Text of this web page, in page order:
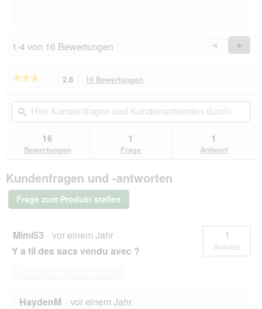
1-4 von 16 Bewertungen
Zurück
Reviews
◄
Weiter
►
★★★★★
★★★★★
5
lesen
AniOne
schwarz
2.8 16 Bewertungen
Aktion
navigierst
du
Hier
Kundenfragen
und
Kundenantworten
durchsuchen
ϙ
16
Bewertungen
1
Frage
1
Antwort
Kundenfragen und -antworten
Frage zum Produkt stellen
Mimi53 · vor einem Jahr
Y a til des sacs vendu avec ?
1
Antwort
HaydenM · vor einem Jahr